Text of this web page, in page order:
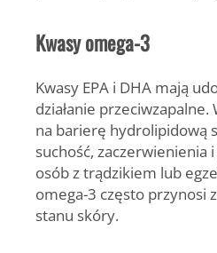
Kwasy omega-3
Kwasy EPA i DHA mają
działanie
na barierę hydrolipidową
suchość, zaczerwienienia
osób z trądzikiem lub
omega-3 często przynosi
stanu skóry.